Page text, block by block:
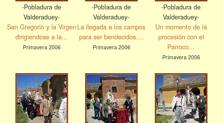
-Pobladura de
Valderaduey-
San Gregorio y la Virgen
dirigiendose a la...
Primavera 2006
-Pobladura de
Valderaduey-
La llegada a los campos
para ser bendecidos....
Primavera 2006
-Pobladura de
Valderaduey-
Un momento de la
procesión con el
Parroco...
Primavera 2006